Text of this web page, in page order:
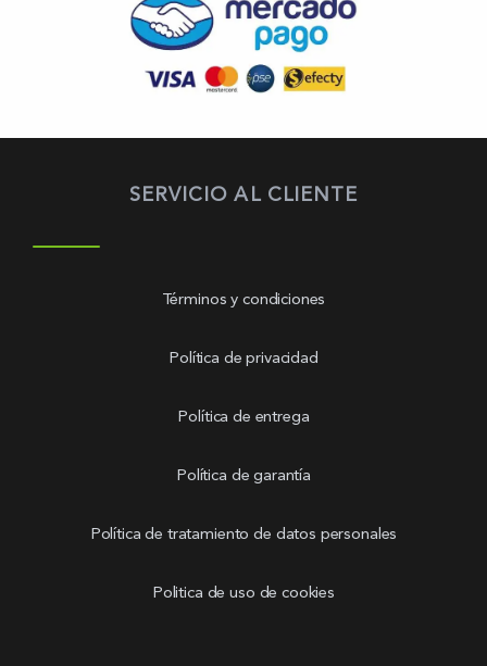
SERVICIO AL CLIENTE
Términos y condiciones
Política de privacidad
Política de entrega
Política de garantía
Política de tratamiento de datos personales
Politica de uso de cookies